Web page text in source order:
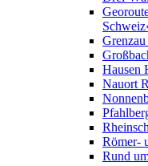
Hausen
Nauort
Römer-
Rund